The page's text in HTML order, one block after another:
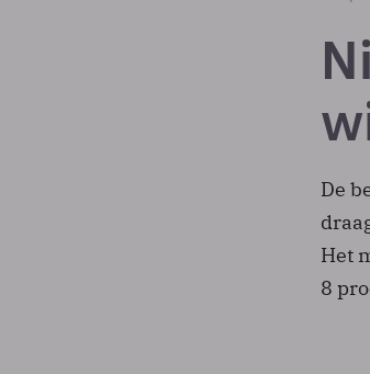
De
Het
8